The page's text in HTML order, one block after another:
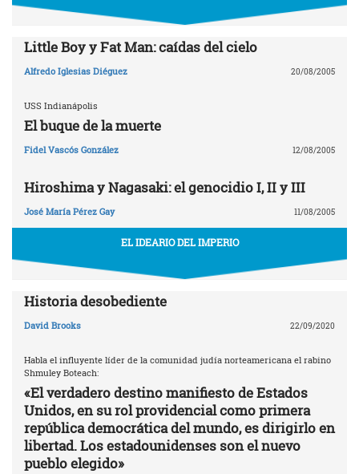
Little Boy y Fat Man: caídas del cielo
Alfredo Iglesias Diéguez 20/08/2005
USS Indianápolis
El buque de la muerte
Fidel Vascós González 12/08/2005
Hiroshima y Nagasaki: el genocidio I, II y III
José María Pérez Gay 11/08/2005
EL IDEARIO DEL IMPERIO
Historia desobediente
David Brooks 22/09/2020
Habla el influyente líder de la comunidad judía norteamericana el rabino
Shmuley Boteach:
«El verdadero destino manifiesto de Estados
Unidos, en su rol providencial como primera
república democrática del mundo, es dirigirlo en
libertad. Los estadounidenses son el nuevo
pueblo elegido»